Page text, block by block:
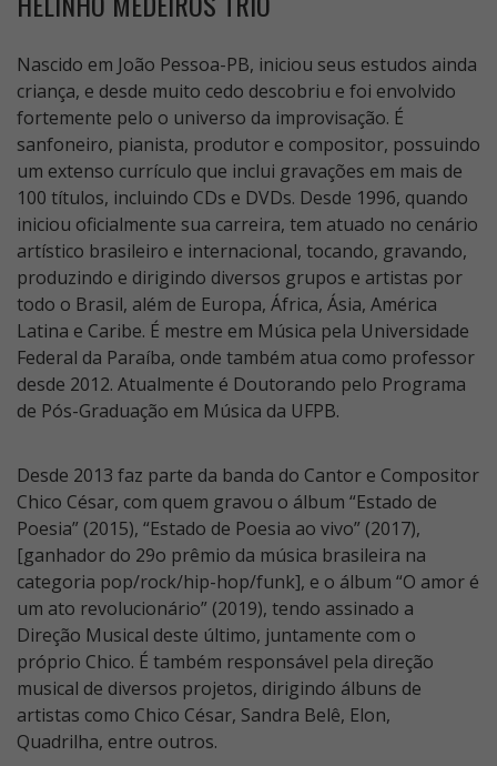
Nascido em João Pessoa-PB, iniciou seus estudos ainda
criança, e desde muito cedo descobriu e foi envolvido
fortemente pelo o universo da improvisação. É
sanfoneiro, pianista, produtor e compositor, possuindo
um extenso currículo que inclui gravações em mais de
100 títulos, incluindo CDs e DVDs. Desde 1996, quando
iniciou oficialmente sua carreira, tem atuado no cenário
artístico brasileiro e internacional, tocando, gravando,
produzindo e dirigindo diversos grupos e artistas por
todo o Brasil, além de Europa, África, Ásia, América
Latina e Caribe. É mestre em Música pela Universidade
Federal da Paraíba, onde também atua como professor
desde 2012. Atualmente é Doutorando pelo Programa
de Pós-Graduação em Música da UFPB.
Desde 2013 faz parte da banda do Cantor e Compositor
Chico César, com quem gravou o álbum “Estado de
Poesia” (2015), “Estado de Poesia ao vivo” (2017),
[ganhador do 29o prêmio da música brasileira na
categoria pop/rock/hip-hop/funk], e o álbum “O amor é
um ato revolucionário” (2019), tendo assinado a
Direção Musical deste último, juntamente com o
próprio Chico. É também responsável pela direção
musical de diversos projetos, dirigindo álbuns de
artistas como Chico César, Sandra Belê, Elon,
Quadrilha, entre outros.